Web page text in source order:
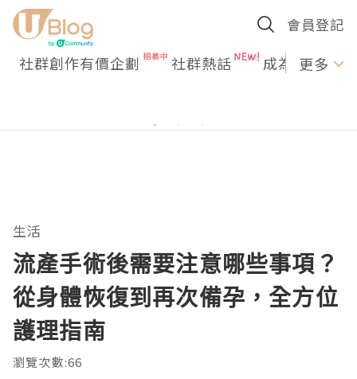
會員登記
社群創作有價企劃 社群熱話 成為U更多
生活
流產手術後需要注意哪些事項？
從身體恢復到再次備孕，全方位
護理指南
瀏覽次數:66